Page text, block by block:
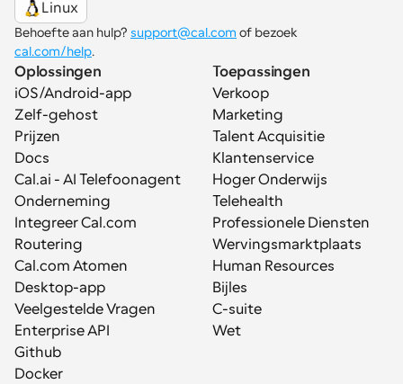
Linux
Behoefte aan hulp? support@cal.com
cal.com/help.
Oplossingen
iOS/Android-app
Zelf-gehost
Prijzen
Docs
Cal.ai - AI Telefoonagent
Onderneming
Integreer Cal.com
Routering
Cal.com Atomen
Desktop-app
Veelgestelde Vragen
Enterprise API
Github
Docker
Toepassingen
Verkoop
Marketing
Talent Acquisitie
Klantenservice
Hoger Onderwijs
Telehealth
Professionele Diensten
Wervingsmarktplaats
Human Resources
Bijles
C-suite
Wet